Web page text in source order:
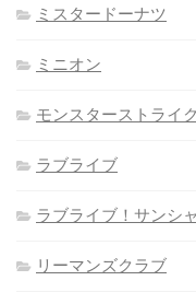
ミスタードーナツ
ミニオン
モンスターストライ
ラブライブ
ラブライブ！サンシ
リーマンズクラブ